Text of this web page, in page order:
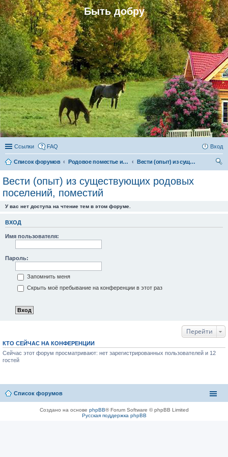
Быть добру
Ссылки FAQ Вход
Список форумов Родовое поместье и родовое поселение
Вести (опыт) из существующих родовых поселений, поместий
Вести (опыт) из существующих родовых
поселений, поместий
У вас нет доступа на чтение тем в этом форуме.
ВХОД
Имя пользователя:
Пароль:
Запомнить меня
Скрыть моё пребывание на конференции в этот раз
Перейти
КТО СЕЙЧАС НА КОНФЕРЕНЦИИ
Сейчас этот форум просматривают: нет зарегистрированных пользователей и 12
гостей
Список форумов
Создано на основе phpBB® Forum Software © phpBB Limited
Русская поддержка phpBB